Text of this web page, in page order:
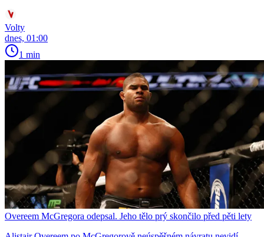
Volty
dnes, 01:00
1 min
Overeem McGregora odepsal. Jeho tělo prý skončilo před pěti lety